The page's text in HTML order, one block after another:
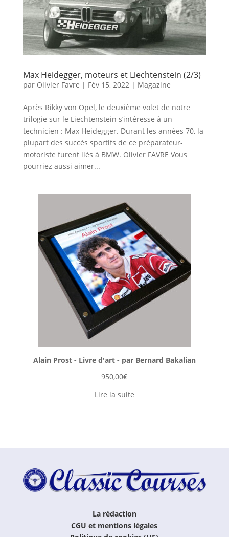
Max Heidegger, moteurs et Liechtenstein (2/3)
par Olivier Favre | Fév 15, 2022 | Magazine
Après Rikky von Opel, le deuxième volet de notre
trilogie sur le Liechtenstein s’intéresse à un
technicien : Max Heidegger. Durant les années 70, la
plupart des succès sportifs de ce préparateur-
motoriste furent liés à BMW. Olivier FAVRE Vous
pourriez aussi aimer...
Alain Prost - Livre d'art - par Bernard Bakalian
950,00€
Lire la suite
La rédaction
CGU et mentions légales